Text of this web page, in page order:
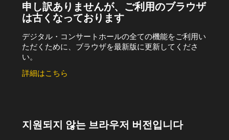
申し訳ありませんが、ご利用のブラウザ
は古くなっております
デジタル・コンサートホールの全ての機能をご利用い
ただくために、ブラウザを最新版に更新してくださ
い。
詳細はこちら
지원되지 않는 브라우저 버전입니다